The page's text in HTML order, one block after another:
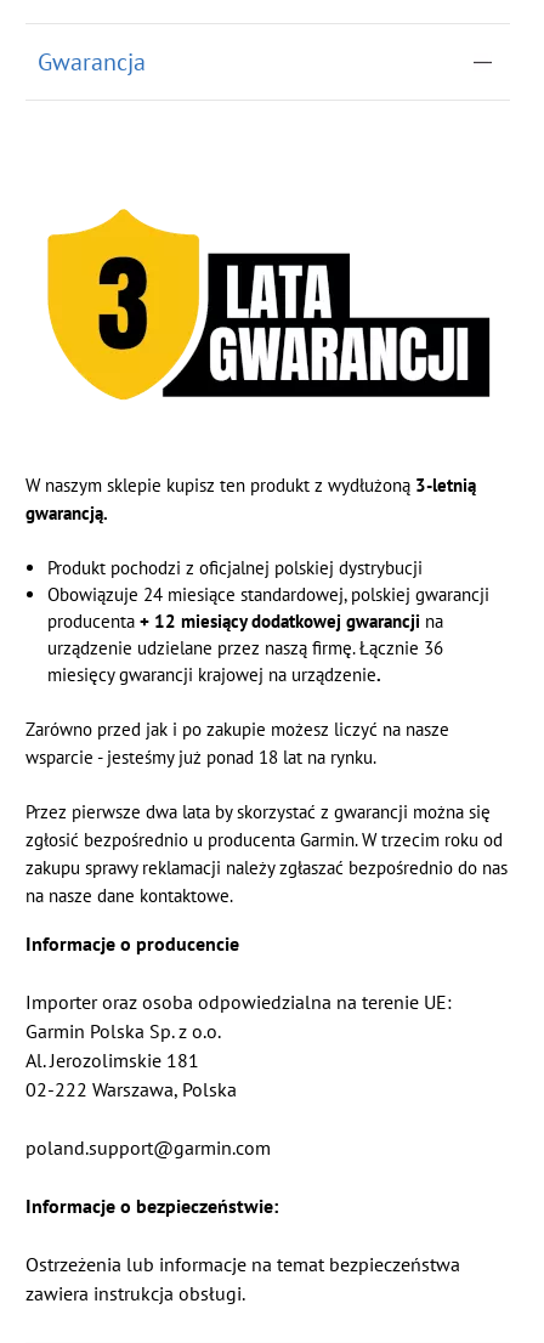
Gwarancja
W naszym sklepie kupisz ten produkt z wydłużoną 3-letnią
gwarancją.
Produkt pochodzi z oficjalnej polskiej dystrybucji
Obowiązuje 24 miesiące standardowej, polskiej gwarancji
producenta + 12 miesiący dodatkowej gwarancji na
urządzenie udzielane przez naszą firmę. Łącznie 36
miesięcy gwarancji krajowej na urządzenie.
Zarówno przed jak i po zakupie możesz liczyć na nasze
wsparcie - jesteśmy już ponad 18 lat na rynku.
Przez pierwsze dwa lata by skorzystać z gwarancji można się
zgłosić bezpośrednio u producenta Garmin. W trzecim roku od
zakupu sprawy reklamacji należy zgłaszać bezpośrednio do nas
na nasze dane kontaktowe.
Informacje o producencie
Importer oraz osoba odpowiedzialna na terenie UE:
Garmin Polska Sp. z o.o.
Al. Jerozolimskie 181
02-222 Warszawa, Polska
poland.support@garmin.com
Informacje o bezpieczeństwie:
Ostrzeżenia lub informacje na temat bezpieczeństwa
zawiera instrukcja obsługi.